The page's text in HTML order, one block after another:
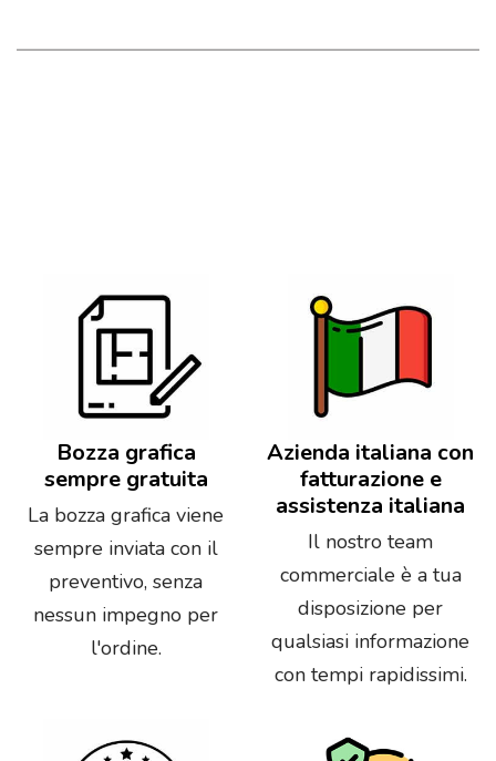
Bozza grafica
sempre gratuita
La bozza grafica viene
sempre inviata con il
preventivo, senza
nessun impegno per
l'ordine.
Azienda italiana con
fatturazione e
assistenza italiana
Il nostro team
commerciale è a tua
disposizione per
qualsiasi informazione
con tempi rapidissimi.